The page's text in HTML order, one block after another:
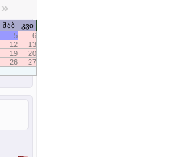
»
შაბ
კვი
5
6
12
13
19
20
26
27